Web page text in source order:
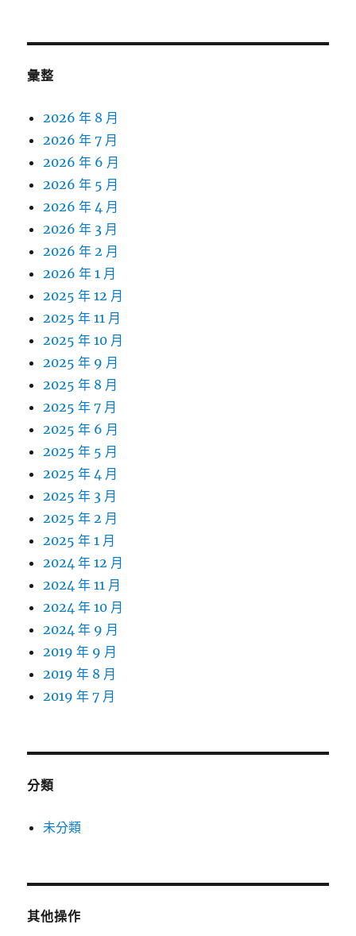
彙整
2026 年 8 月
2026 年 7 月
2026 年 6 月
2026 年 5 月
2026 年 4 月
2026 年 3 月
2026 年 2 月
2026 年 1 月
2025 年 12 月
2025 年 11 月
2025 年 10 月
2025 年 9 月
2025 年 8 月
2025 年 7 月
2025 年 6 月
2025 年 5 月
2025 年 4 月
2025 年 3 月
2025 年 2 月
2025 年 1 月
2024 年 12 月
2024 年 11 月
2024 年 10 月
2024 年 9 月
2019 年 9 月
2019 年 8 月
2019 年 7 月
分類
未分類
其他操作